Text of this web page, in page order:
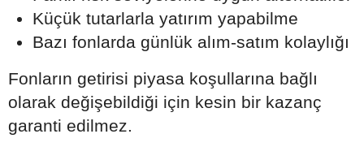
Küçük tutarlarla yatırım yapabilme
Bazı fonlarda günlük alım-satım kolaylığı
Fonların getirisi piyasa koşullarına bağlı
olarak değişebildiği için kesin bir kazanç
garanti edilmez.